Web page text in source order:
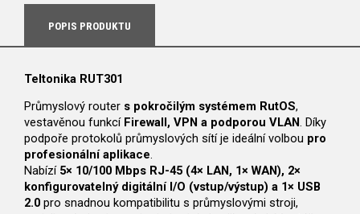
POPIS PRODUKTU
Teltonika RUT301
Průmyslový router s pokročilým systémem RutOS,
vestavěnou funkcí Firewall, VPN a podporou VLAN. Díky
podpoře protokolů průmyslových sítí je ideální volbou pro
profesionální aplikace.
Nabízí 5× 10/100 Mbps RJ-45 (4× LAN, 1× WAN), 2×
konfigurovatelný digitální I/O (vstup/výstup) a 1× USB
2.0 pro snadnou kompatibilitu s průmyslovými stroji,